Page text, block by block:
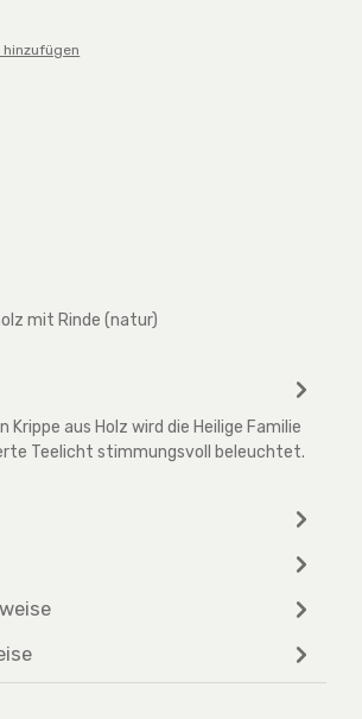
hinzufügen
mit Rinde (natur)
Krippe aus Holz wird die Heilige Familie
Teelicht stimmungsvoll beleuchtet.